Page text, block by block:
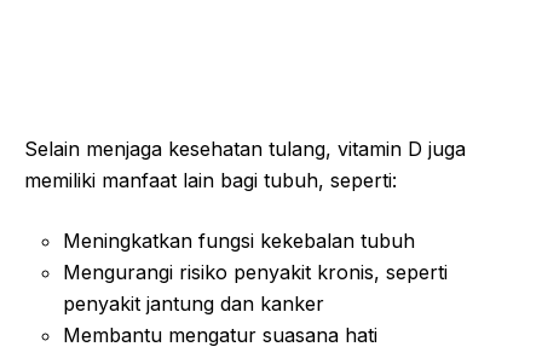
Selain menjaga kesehatan tulang, vitamin D juga
memiliki manfaat lain bagi tubuh, seperti:
Meningkatkan fungsi kekebalan tubuh
Mengurangi risiko penyakit kronis, seperti
penyakit jantung dan kanker
Membantu mengatur suasana hati